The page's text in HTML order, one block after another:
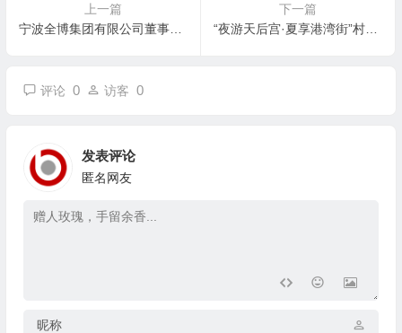
上一篇
宁波全博集团有限公司董事长张益波受邀出席2024海丝港口合作论坛金融分论坛
下一篇
“夜游天后宫·夏享港湾街”村晚活动助力百千万高质量发展在广州南沙举办
评论 0 访客 0
发表评论
匿名网友
昵称